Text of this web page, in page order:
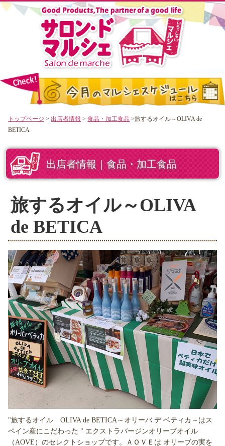
トップページ >出店者情報 >食品・加工食品 >旅するオイル～OLIVA de
BETICA
出店者情報｜食品・加工食品
旅するオイル～OLIVA
de BETICA
"旅するオイル OLIVA de BETICA～オリーバ デ ベティカ～はス
ペイン産にこだわった " エクストラバージンオリーブオイル
（AOVE）のセレクトショップです。ＡＯＶＥは オリーブの実を